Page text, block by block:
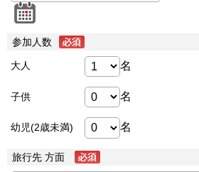
参加人数
大人 名
子供 名
幼児(2歳未満) 名
旅行先 方面